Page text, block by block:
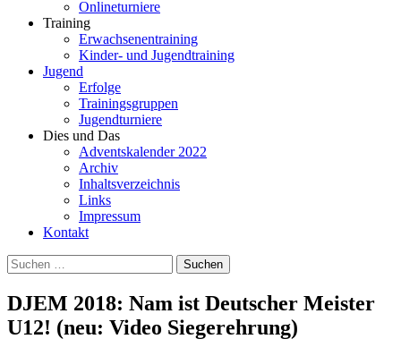
Onlineturniere
Training
Erwachsenentraining
Kinder- und Jugendtraining
Jugend
Erfolge
Trainingsgruppen
Jugendturniere
Dies und Das
Adventskalender 2022
Archiv
Inhaltsverzeichnis
Links
Impressum
Kontakt
Suchen
nach:
DJEM 2018: Nam ist Deutscher Meister
U12! (neu: Video Siegerehrung)